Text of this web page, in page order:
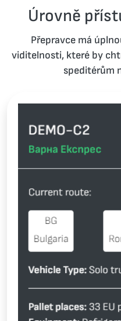
Úrovně
Přepravce má
viditelnosti, které by
speditérům